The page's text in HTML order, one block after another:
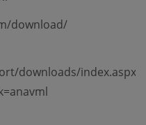
download/
downloads/index.aspx?